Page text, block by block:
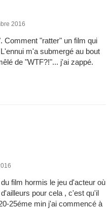
2016
Comment "ratter" un film qui
m'a submergé au bout
de "WTF?!"... j'ai zappé.
film hormis le jeu d'acteur où
pour cela , c'est qu'il
25éme min j'ai commencé à